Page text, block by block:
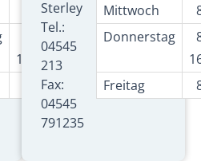
7:30 – 13:00 Uhr
8:00 – 13:00 Uhr
16:00 – 18:00 Uhr
7:30 – 13:00 Uhr
Sterley
Tel.:
04545
213
Fax:
04545
791235
Mittwoch
Donnerstag
Freitag